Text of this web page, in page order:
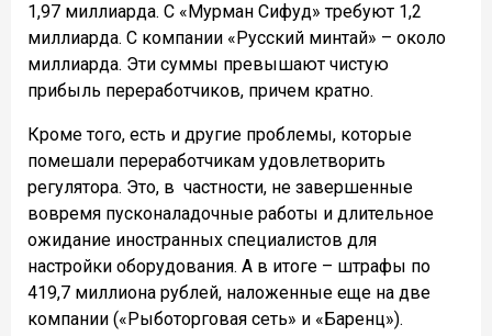
1,97 миллиарда. С «Мурман Сифуд» требуют 1,2
миллиарда. С компании «Русский минтай» – около
миллиарда. Эти суммы превышают чистую
прибыль переработчиков, причем кратно.
Кроме того, есть и другие проблемы, которые
помешали переработчикам удовлетворить
регулятора. Это, в частности, не завершенные
вовремя пусконаладочные работы и длительное
ожидание иностранных специалистов для
настройки оборудования. А в итоге – штрафы по
419,7 миллиона рублей, наложенные еще на две
компании («Рыботорговая сеть» и «Баренц»).